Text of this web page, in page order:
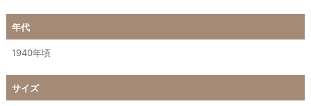
年代
1940年頃
サイズ